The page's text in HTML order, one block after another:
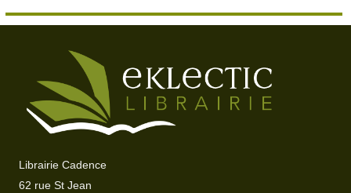
Librairie Cadence
62 rue St Jean